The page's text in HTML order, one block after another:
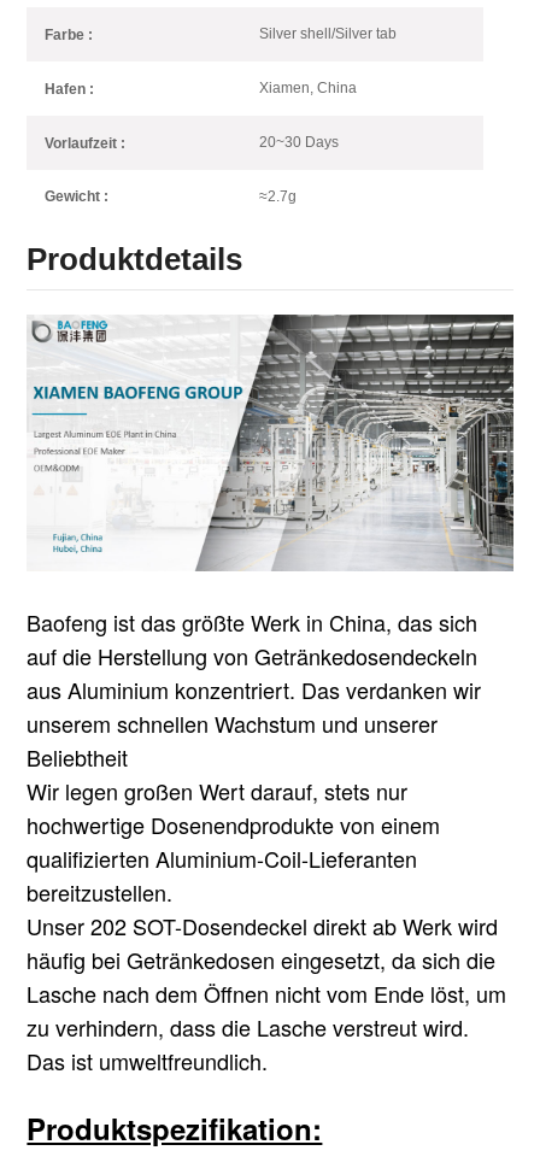
Farbe : Silver shell/Silver tab
Hafen : Xiamen, China
Vorlaufzeit : 20~30 Days
Gewicht : ≈2.7g
Produktdetails
Baofeng ist das größte Werk in China, das sich
auf die Herstellung von Getränkedosendeckeln
aus Aluminium konzentriert. Das verdanken wir
unserem schnellen Wachstum und unserer
Beliebtheit
Wir legen großen Wert darauf, stets nur
hochwertige Dosenendprodukte von einem
qualifizierten Aluminium-Coil-Lieferanten
bereitzustellen.
Unser 202 SOT-Dosendeckel direkt ab Werk wird
häufig bei Getränkedosen eingesetzt, da sich die
Lasche nach dem Öffnen nicht vom Ende löst, um
zu verhindern, dass die Lasche verstreut wird.
Das ist umweltfreundlich.
Produktspezifikation: